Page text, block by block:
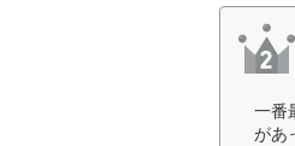
一番
があ